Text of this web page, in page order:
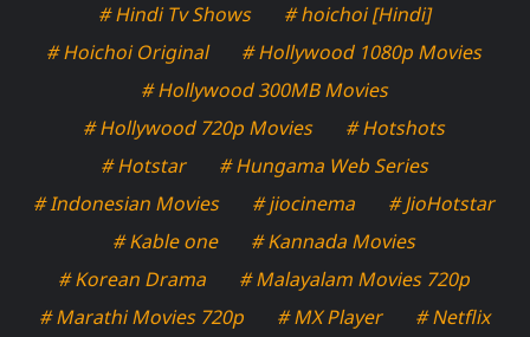
# Hindi Tv Shows
# hoichoi [Hindi]
# Hoichoi Original
# Hollywood 1080p Movies
# Hollywood 300MB Movies
# Hollywood 720p Movies
# Hotshots
# Hotstar
# Hungama Web Series
# Indonesian Movies
# jiocinema
# JioHotstar
# Kable one
# Kannada Movies
# Korean Drama
# Malayalam Movies 720p
# Marathi Movies 720p
# MX Player
# Netflix